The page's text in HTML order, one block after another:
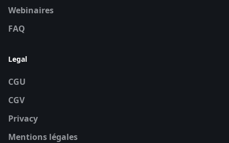
Webinaires
FAQ
Legal
CGU
CGV
Privacy
Mentions légales